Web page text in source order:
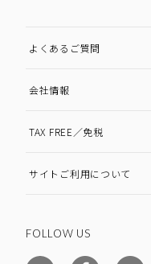
よくあるご質問
会社情報
TAX FREE／免税
サイトご利用について
FOLLOW US